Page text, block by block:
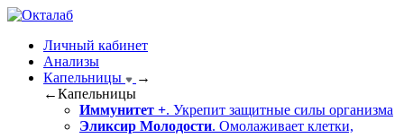
Личный кабинет
Анализы
Капельницы
→
←Капельницы
Иммунитет +. Укрепит защитные силы организма
Эликсир Молодости. Омолаживает клетки,